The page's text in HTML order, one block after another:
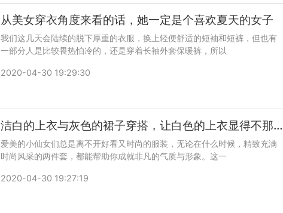
从美女穿衣角度来看的话，她一定是个喜欢夏天的女子
我们这几天会陆续的脱下厚重的衣服，换上轻便舒适的短袖和短裤，但也有
一部分人是比较畏热怕冷的，还是穿着长袖外套保暖裤，所以
2020-04-30 19:29:30
洁白的上衣与灰色的裙子穿搭，让白色的上衣显得不那么单调
爱美的小仙女们总是离不开好看又时尚的服装，无论在什么时候，精致充满
时尚风采的两件套，都能帮助你成就非凡的气质与形象。这一
2020-04-30 19:27:19